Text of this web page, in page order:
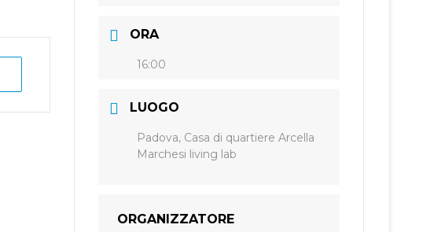
ORA
16:00
LUOGO
Padova, Casa di quartiere Arcella
Marchesi living lab
ORGANIZZATORE